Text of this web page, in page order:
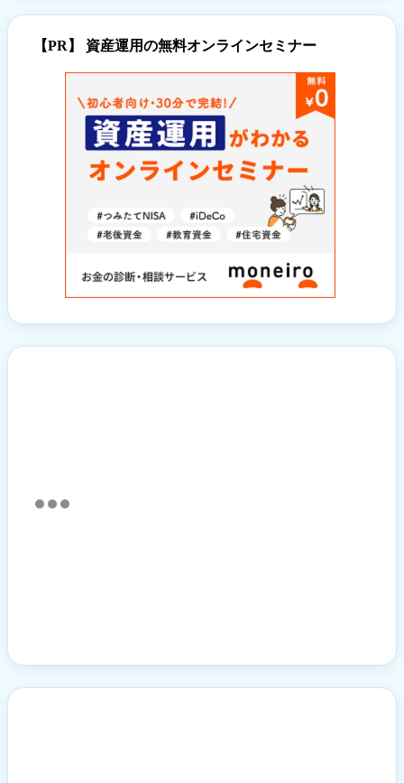
【PR】 資産運用の無料オンラインセミナー